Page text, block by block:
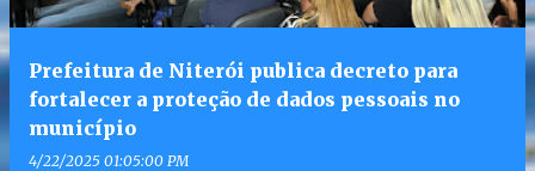
Prefeitura de Niterói publica decreto para
fortalecer a proteção de dados pessoais no
município
4/22/2025 01:05:00 PM